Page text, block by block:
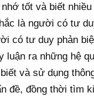
tốt và biết nhiều
là người có tư
có tư duy phản
luận ra những hệ
và sử dụng
đề, đồng thời tìm